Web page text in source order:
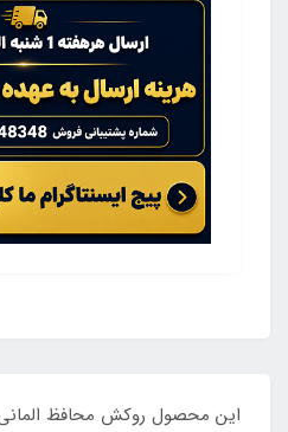
این محصول روکش محافظ المانی